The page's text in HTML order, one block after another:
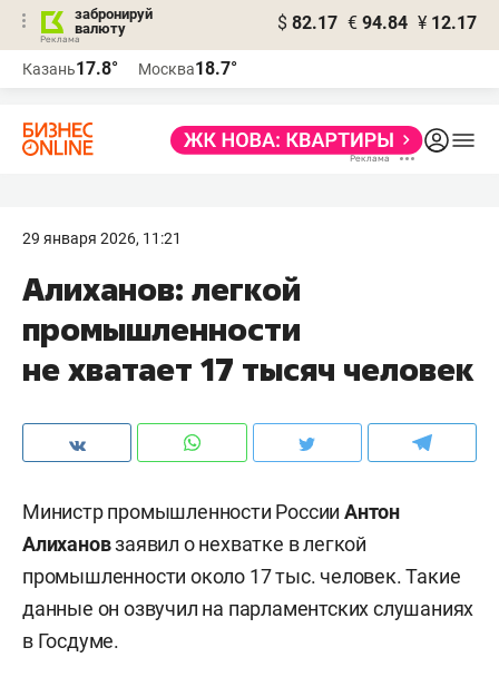
забронируй
валюту
$ 82.17 € 94.84 ¥ 12.17
Казань17.8° Москва18.7°
29 января 2026, 11:21
Алиханов: легкой
промышленности
не хватает 17 тысяч человек
Министр промышленности России Антон
Алихановзаявил о нехватке в легкой
промышленности около 17 тыс. человек. Такие
данные он озвучил на парламентских слушаниях
в Госдуме.